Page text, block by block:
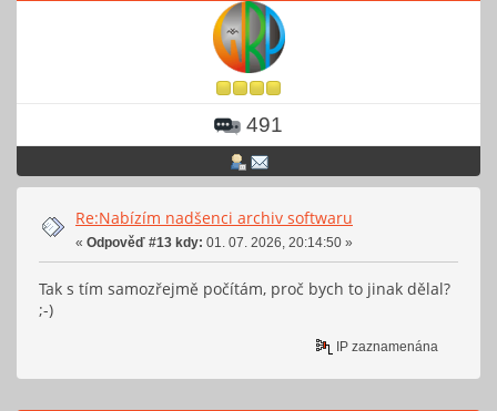
491
Re:Nabízím nadšenci archiv softwaru
« Odpověď #13 kdy: 01. 07. 2026, 20:14:50 »
Tak s tím samozřejmě počítám, proč bych to jinak dělal?
;-)
IP zaznamenána